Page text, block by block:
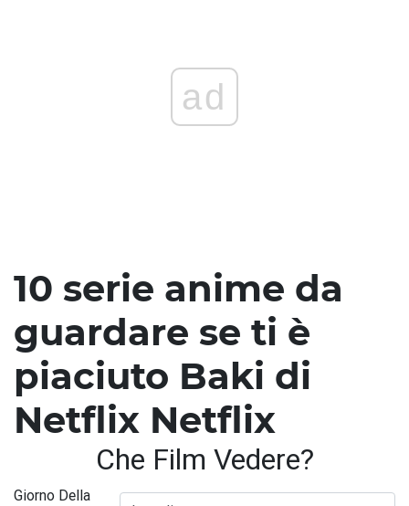
ad
10 serie anime da
guardare se ti è
piaciuto Baki di
Netflix Netflix
Che Film Vedere?
Giorno Della